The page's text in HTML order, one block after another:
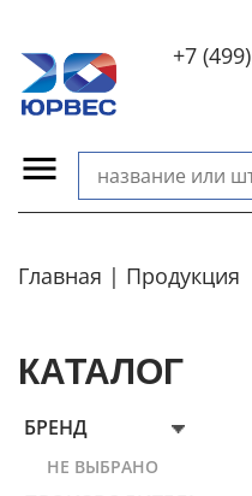
+7
Главная Продукция
КАТАЛОГ
БРЕНД
НЕ ВЫБРАНО